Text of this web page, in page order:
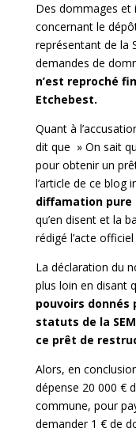
Des dommages et
concernant le
représentant de la
demandes de
n’est reproché
Etchebest.
Quant à
dit que » On sait
pour obtenir un
l’article de ce blog
diffamation pure
qu’en disent et la
rédigé l’acte
La déclaration du
plus loin en disant
pouvoirs donnés
statuts de la
ce prêt de
Alors, en
dépense 20 000 €
commune, pour
demander 1 € de